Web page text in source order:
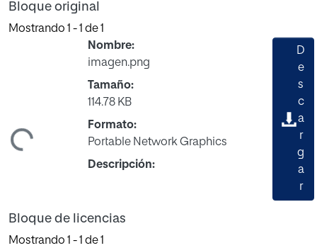
Bloque original
Mostrando 1 - 1 de 1
Nombre:
imagen.png
Tamaño:
114.78 KB
Formato:
Portable Network Graphics
Descripción:
D
e
s
c
a
r
g
a
r
Bloque de licencias
Mostrando 1 - 1 de 1